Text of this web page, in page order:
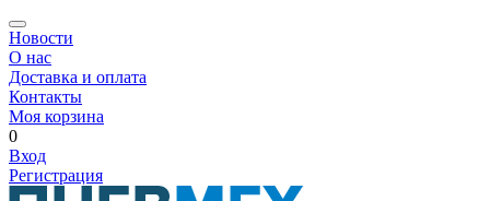
Новости
О нас
Доставка и оплата
Контакты
Моя корзина
0
Вход
Регистрация